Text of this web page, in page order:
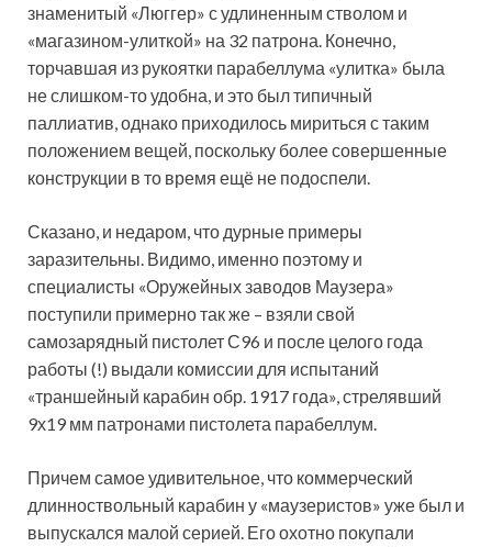
знаменитый «Люггер» с удлиненным стволом и
«магазином-улиткой» на 32 патрона. Конечно,
торчавшая из рукоятки парабеллума «улитка» была
не слишком-то удобна, и это был типичный
паллиатив, однако приходилось мириться с таким
положением вещей, поскольку более совершенные
конструкции в то время ещё не подоспели.
Сказано, и недаром, что дурные примеры
заразительны. Видимо, именно поэтому и
специалисты «Оружейных заводов Маузера»
поступили примерно так же – взяли свой
самозарядный пистолет С96 и после целого года
работы (!) выдали комиссии для испытаний
«траншейный карабин обр. 1917 года», стрелявший
9х19 мм патронами пистолета парабеллум.
Причем самое удивительное, что коммерческий
длинноствольный карабин у «маузеристов» уже был и
выпускался малой серией. Его охотно покупали